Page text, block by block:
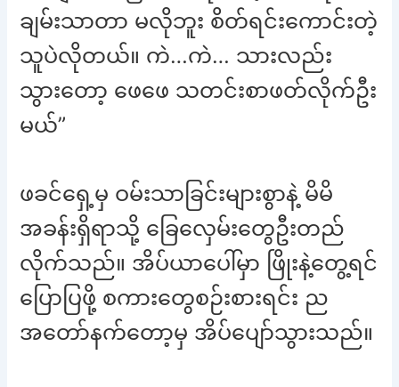
ချမ်းသာတာ မလိုဘူး စိတ်ရင်းကောင်းတဲ့
သူပဲလိုတယ်။ ကဲ…ကဲ… သားလည်း
သွားတော့ ဖေဖေ သတင်းစာဖတ်လိုက်ဦး
မယ်”
ဖခင်ရှေ့မှ ဝမ်းသာခြင်းများစွာနဲ့ မိမိ
အခန်းရှိရာသို့ ခြေလှေမ်းတွေဦးတည်
လိုက်သည်။ အိပ်ယာပေါ်မှာ ဖြိုးနဲ့တွေ့ရင်
ပြောပြဖို့ စကားတွေစဉ်းစားရင်း ည
အတော်နက်တော့မှ အိပ်ပျော်သွားသည်။